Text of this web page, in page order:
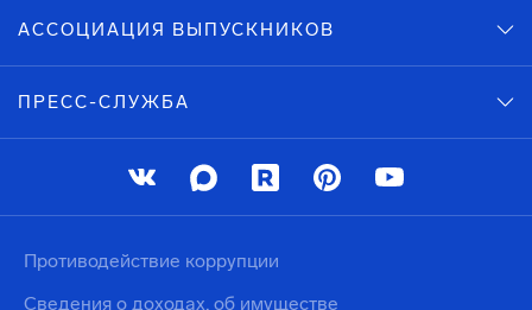
АССОЦИАЦИЯ ВЫПУСКНИКОВ
ПРЕСС-СЛУЖБА
Противодействие коррупции
Сведения о доходах, об имуществе